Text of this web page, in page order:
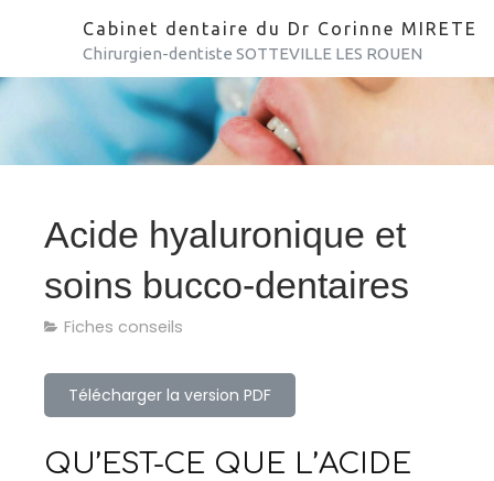
Cabinet dentaire du Dr Corinne MIRETE
Chirurgien-dentiste SOTTEVILLE LES ROUEN
Acide hyaluronique et
soins bucco-dentaires
Fiches conseils
Télécharger la version PDF
QU’EST-CE QUE L’ACIDE